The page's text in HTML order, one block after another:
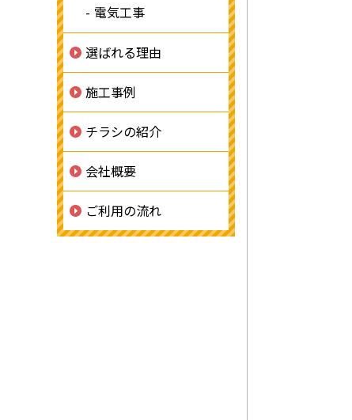
電気工事
選ばれる理由
施工事例
チラシの紹介
会社概要
ご利用の流れ